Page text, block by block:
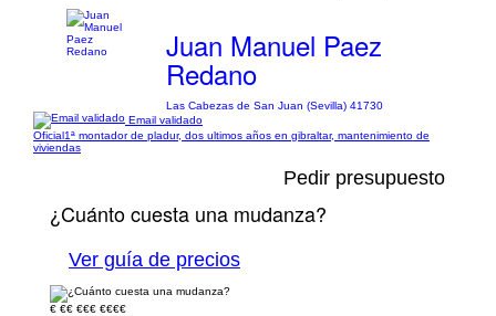
Juan Manuel Paez
Redano
Las Cabezas de San Juan (Sevilla) 41730
Email validado
Oficial1ª montador de pladur, dos ultimos años en gibraltar, mantenimiento de
viviendas
Pedir presupuesto
¿Cuánto cuesta una mudanza?
Ver guía de precios
€ €€ €€€ €€€€